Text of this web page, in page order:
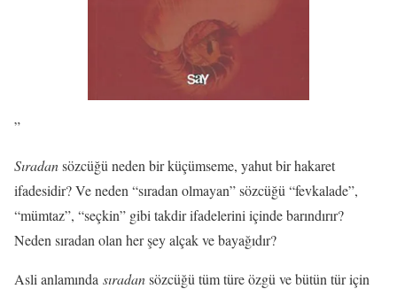
”
Sıradansözcüğü neden bir küçümseme, yahut bir hakaret
ifadesidir? Ve neden “sıradan olmayan” sözcüğü “fevkalade”,
“mümtaz”, “seçkin” gibi takdir ifadelerini içinde barındırır?
Neden sıradan olan her şey alçak ve bayağıdır?
Asli anlamında sıradansözcüğü tüm türe özgü ve bütün tür için